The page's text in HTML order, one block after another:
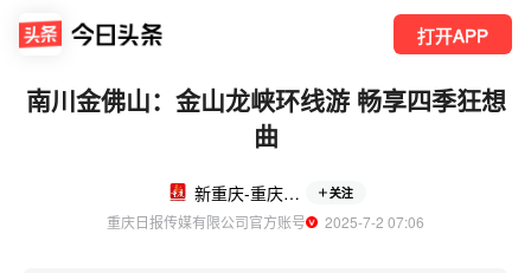
打开APP
南川金佛山：金山龙峡环线游 畅享四季狂想
曲
新重庆-重庆日报 关注
重庆日报传媒有限公司官方账号
  2025-7-2 07:06